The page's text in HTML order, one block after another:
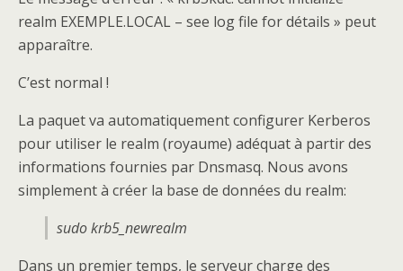
realm EXEMPLE.LOCAL – see log file for détails » peut
apparaître.
C’est normal !
La paquet va automatiquement configurer Kerberos
pour utiliser le realm (royaume) adéquat à partir des
informations fournies par Dnsmasq. Nous avons
simplement à créer la base de données du realm:
sudo krb5_newrealm
Dans un premier temps, le serveur charge des